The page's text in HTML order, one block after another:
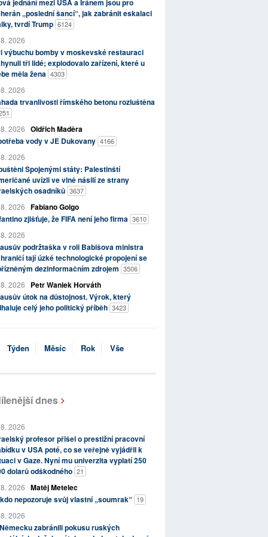
jednání mezi USA a Íránem jsou pro
„poslední šancí“, jak zabránit eskalaci
tvrdí Trump 6124
2026
výbuchu bomby v moskevské restauraci
tři lidé; explodovalo zařízení, které u
měla žena 4303
2026
trvanlivosti římského betonu rozluštěna
2026 Oldřich Maděra
vody v JE Dukovany 4166
2026
Spojenými státy: Palestinští
uvízli ve vlně násilí ze strany
osadníků 3637
2026 Fabiano Golgo
zjišťuje, že FIFA není jeho firma 3610
2026
podržtaška v roli Babišova ministra
tají úzké technologické propojení se
dezinformačním zdrojem 3506
2026
Petr Waniek Horváth
útok na důstojnost. Výrok, který
celý jeho politický příběh 3423
Týden Měsíc Rok Vše
dnes
2026
profesor přišel o prestižní pracovní
v USA poté, co se veřejně vyjádřil k
v Gaze. Nyní mu univerzita vyplatí 250
dolarů odškodného 21
2026 Matěj Metelec
nepozoruje svůj vlastní „soumrak“ 19
2026
zabránili pokusu ruských